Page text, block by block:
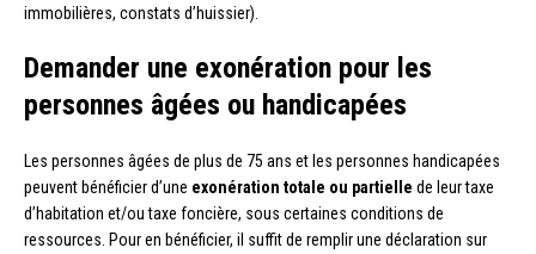
immobilières, constats d’huissier).
Demander une exonération pour les
personnes âgées ou handicapées
Les personnes âgées de plus de 75 ans et les personnes handicapées
peuvent bénéficier d’une exonération totale ou partielle de leur taxe
d’habitation et/ou taxe foncière, sous certaines conditions de
ressources. Pour en bénéficier, il suffit de remplir une déclaration sur